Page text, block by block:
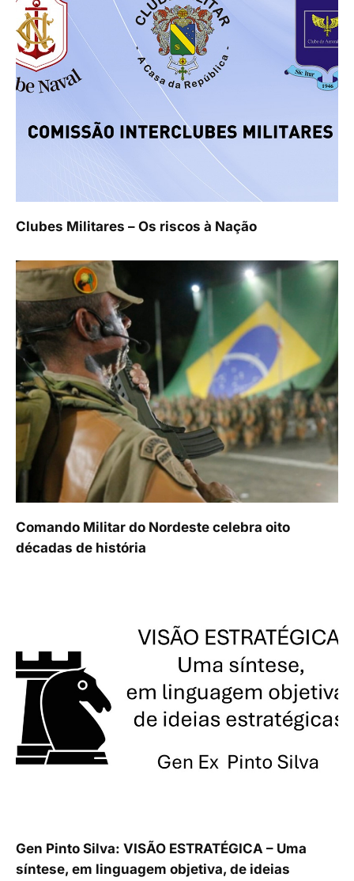
Clubes Militares – Os riscos à Nação
Comando Militar do Nordeste celebra oito
décadas de história
Gen Pinto Silva: VISÃO ESTRATÉGICA – Uma
síntese, em linguagem objetiva, de ideias